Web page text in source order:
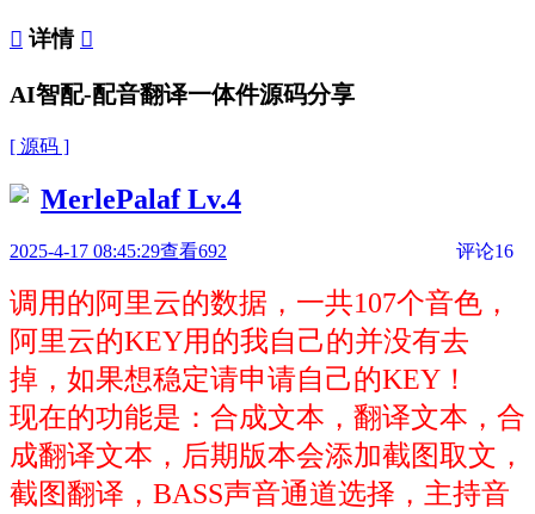
 详情 
AI智配-配音翻译一体件源码分享
[ 源码 ]
MerlePalafLv.4
2025-4-17 08:45:29查看692 评论16
调用的阿里云的数据，一共107个音色，
阿里云的KEY用的我自己的并没有去
掉，如果想稳定请申请自己的KEY！
现在的功能是：合成文本，翻译文本，合
成翻译文本，后期版本会添加截图取文，
截图翻译，BASS声音通道选择，主持音